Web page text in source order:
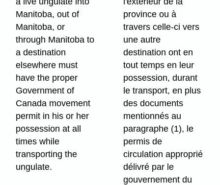
Manitoba, out of
Manitoba, or
through Manitoba to
a destination
elsewhere must
have the proper
Government of
Canada movement
permit in his or her
possession at all
times while
transporting the
ungulate.
province ou à
travers celle-ci vers
une autre
destination ont en
tout temps en leur
possession, durant
le transport, en plus
des documents
mentionnés au
paragraphe (1), le
permis de
circulation approprié
délivré par le
gouvernement du